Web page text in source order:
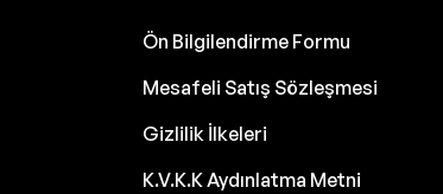
Ön Bilgilendirme Formu
Mesafeli Satış Sözleşmesi
Gizlilik İlkeleri
K.V.K.K Aydınlatma Metni